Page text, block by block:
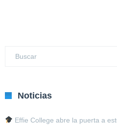
Noticias
Effie College abre la puerta a